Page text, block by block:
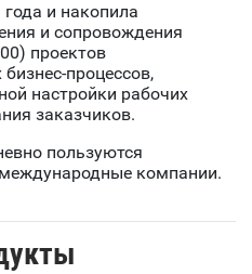
и накопила
и сопровождения
проектов
процессов,
настройки рабочих
заказчиков.
пользуются
компании.